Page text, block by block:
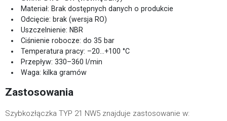
Materiał: Brak dostępnych danych o produkcie
Odcięcie: brak (wersja RO)
Uszczelnienie: NBR
Ciśnienie robocze: do 35 bar
Temperatura pracy: –20…+100 °C
Przepływ: 330–360 l/min
Waga: kilka gramów
Zastosowania
Szybkozłączka TYP 21 NW5 znajduje zastosowanie w: